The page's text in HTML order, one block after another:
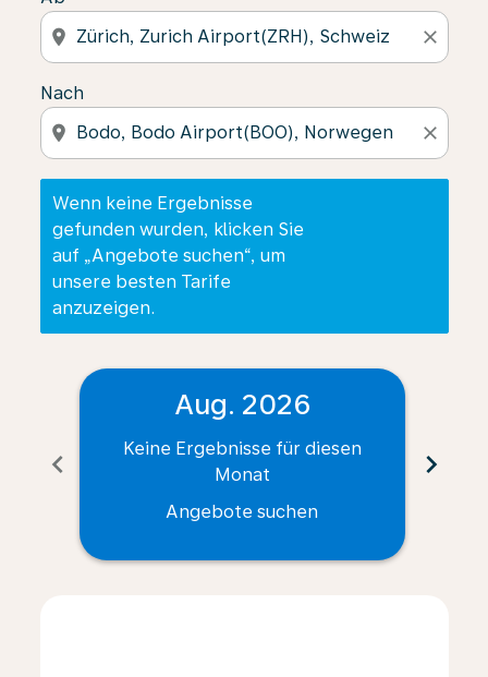
location_on close
Nach
location_on close
Wenn keine Ergebnisse
gefunden wurden, klicken Sie
auf „Angebote suchen“, um
unsere besten Tarife
anzuzeigen.
chevron_left
Aug. 2026
Keine Ergebnisse für diesen
Monat
Angebote suchen
chevron_right